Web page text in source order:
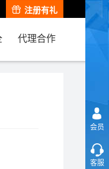
注册有礼
代理合作
会员
客服